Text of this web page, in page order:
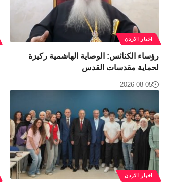
اخبار الاردن
رؤساء الكنائس: الوصاية الهاشمية ركيزة
لحماية مقدسات القدس
2026-08-05
اخبار الاردن